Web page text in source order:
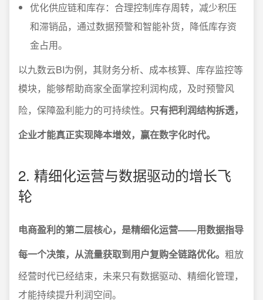
优化供应链和库存：合理控制库存周转，减少积压
和滞销品，通过数据预警和智能补货，降低库存资
金占用。
以九数云BI为例，其财务分析、成本核算、库存监控等
模块，能够帮助商家全面掌控利润构成，及时预警风
险，保障盈利能力的可持续性。 只有把利润结构拆透，
企业才能真正实现降本增效，赢在数字化时代。
2. 精细化运营与数据驱动的增长飞
轮
电商盈利的第二层核心，是精细化运营——用数据指导
每一个决策，从流量获取到用户复购全链路优化。 粗放
经营时代已经结束，未来只有数据驱动、精细化管理，
才能持续提升利润空间。